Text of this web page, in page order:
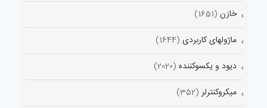
خازن (1651)
ماژولهای کاربردی (1644)
دیود و یکسوکننده (2020)
میکروکنترلر (352)